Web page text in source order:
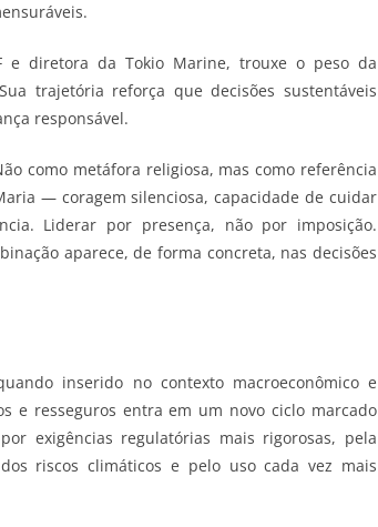
e diretora da Tokio Marine, trouxe o peso da
trajetória reforça que decisões sustentáveis
responsável.
como metáfora religiosa, mas como referência
— coragem silenciosa, capacidade de cuidar
Liderar por presença, não por imposição.
aparece, de forma concreta, nas decisões
inserido no contexto macroeconômico e
e resseguros entra em um novo ciclo marcado
exigências regulatórias mais rigorosas, pela
riscos climáticos e pelo uso cada vez mais